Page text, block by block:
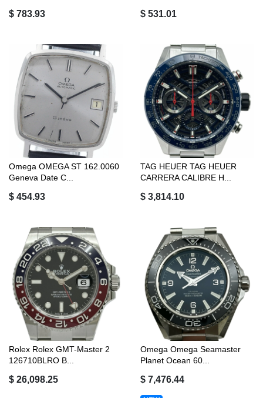
$ 783.93 $ 531.01
Omega OMEGA ST 162.0060
Geneva Date C...
$ 454.93
TAG HEUER TAG HEUER
CARRERA CALIBRE H...
$ 3,814.10
Rolex Rolex GMT-Master 2
126710BLRO B...
$ 26,098.25
Omega Omega Seamaster
Planet Ocean 60...
$ 7,476.44